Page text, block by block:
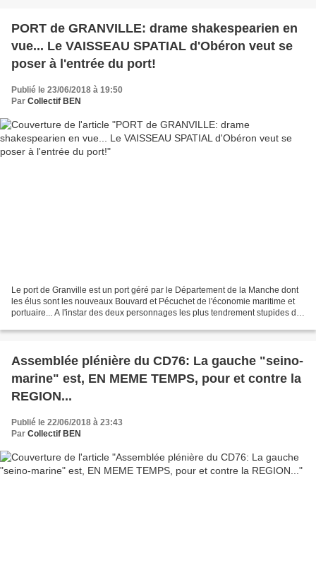
PORT de GRANVILLE: drame shakespearien en
vue... Le VAISSEAU SPATIAL d'Obéron veut se
poser à l'entrée du port!
Publié le 23/06/2018 à 19:50
Par Collectif BEN
Le port de Granville est un port géré par le Département de la Manche dont
les élus sont les nouveaux Bouvard et Pécuchet de l'économie maritime et
portuaire... A l'instar des deux personnages les plus tendrement stupides de
Assemblée plénière du CD76: La gauche "seino-
marine" est, EN MEME TEMPS, pour et contre la
REGION...
Publié le 22/06/2018 à 23:43
Par Collectif BEN